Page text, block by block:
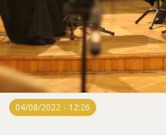
04/08/2022 - 12:26